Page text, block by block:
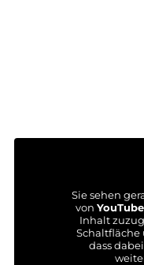
Sie sehen
von YouTube
Inhalt
Schaltfläche
dass